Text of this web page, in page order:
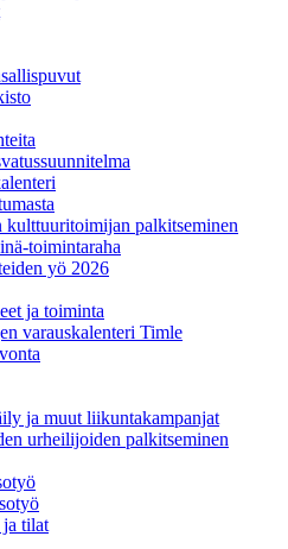
kulttuuritoimijan palkitseminen
toimintaraha
yö 2026
ja toiminta
varauskalenteri Timle
ja muut liikuntakampanjat
urheilijoiden palkitseminen
tilat